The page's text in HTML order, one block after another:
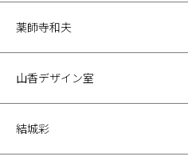
薬師寺和夫
山香デザイン室
結城彩